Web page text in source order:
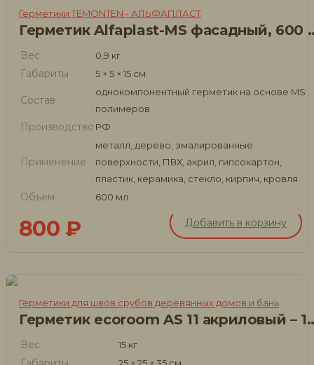
Герметики TEMONTEN - АЛЬФАПЛАСТ
Герметик
Вес 0,9 кг
Габариты 5 × 5 × 15 см
Состав
однокомпонентный герметик на основе MS
полимеров
Производство РФ
Применение
металл, дерево, эмалированные
поверхности, ПВХ, акрил, гипсокартон,
пластик, керамика, стекло, кирпич, кровля
Объем 600 мл
800 ₽ Добавить в корзину
Герметики для швов срубов деревянных домов и бань
Герметик
Вес 15 кг
25 × 25 × 35 см